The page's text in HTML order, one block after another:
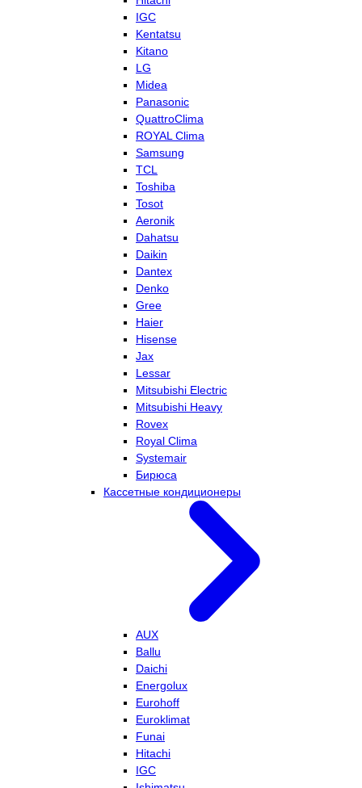
IGC
Kentatsu
Kitano
LG
Midea
Panasonic
QuattroClima
ROYAL Clima
Samsung
TCL
Toshiba
Tosot
Aeronik
Dahatsu
Daikin
Dantex
Denko
Gree
Haier
Hisense
Jax
Lessar
Mitsubishi Electric
Mitsubishi Heavy
Rovex
Royal Clima
Systemair
Бирюса
Кассетные кондиционеры
AUX
Ballu
Daichi
Energolux
Eurohoff
Euroklimat
Funai
Hitachi
IGC